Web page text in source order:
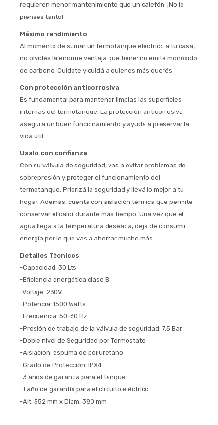
requieren menor mantenimiento que un calefón. ¡No lo
pienses tanto!
Máximo rendimiento
Al momento de sumar un termotanque eléctrico a tu casa,
no olvidés la enorme ventaja que tiene: no emite monóxido
de carbono. Cuidate y cuidá a quienes más querés.
Con protección anticorrosiva
Es fundamental para mantener limpias las superficies
internas del termotanque. La protección anticorrosiva
asegura un buen funcionamiento y ayuda a preservar la
vida útil.
Usalo con confianza
Con su válvula de seguridad, vas a evitar problemas de
sobrepresión y proteger el funcionamiento del
termotanque. Priorizá la seguridad y llevá lo mejor a tu
hogar. Además, cuenta con aislación térmica que permite
conservar el calor durante más tiempo. Una vez que el
agua llega a la temperatura deseada, deja de consumir
energía por lo que vas a ahorrar mucho más.
Detalles Técnicos
-Capacidad: 30 Lts
-Eficiencia energética clase B
-Voltaje: 230V
-Potencia: 1500 Watts
-Frecuencia: 50-60 Hz
-Presión de trabajo de la válvula de seguridad: 7.5 Bar
-Doble nivel de Seguridad por Termostato
-Aislación: espuma de poliuretano
-Grado de Protección: IPX4
-3 años de garantía para el tanque
-1 año de garantía para el circuito eléctrico
-Alt: 552 mm x Diam: 380 mm
Comprá ahora y Pagá
Después, hasta en 12
cuotas y sin tocar tu
tarjeta de crédito
Cédula de identidad
Celular
Fecha de nacimiento
Día Mes Año
Estimado/a
¡Tenés hasta
para comprar en las cuotas
que prefieras!
Elegí tus productos preferidos
Seleccioná Pago Después como metodo
de pago
Ups!
Parece que no tenes oferta, lamentamos
el inconveniente, por cualquier duda
contactanos en
preguntas@pagodespues.com.uy
¡Algo salió mal!
Por favor intenta nuevamente mas tarde.